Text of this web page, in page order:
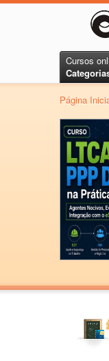
Cursos
Página